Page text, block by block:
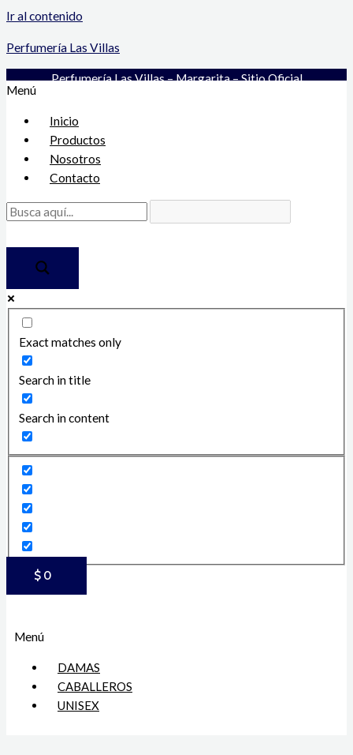
Ir al contenido
Perfumería Las Villas
Perfumería Las Villas – Margarita – Sitio Oficial
Menú
Inicio
Productos
Nosotros
Contacto
Exact matches only
Search in title
Search in content
$ 0
Menú
DAMAS
CABALLEROS
UNISEX